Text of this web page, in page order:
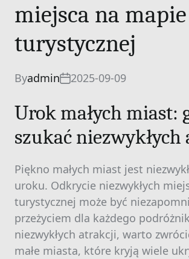
miejsca na mapie
turystycznej
Byadmin 2025-09-09
Urok małych miast:
szukać
Piękno małych miast jest
uroku. Odkrycie niezwykłych
turystycznej może być
przeżyciem dla każdego
niezwykłych atrakcji, warto
małe miasta, które kryją wiele